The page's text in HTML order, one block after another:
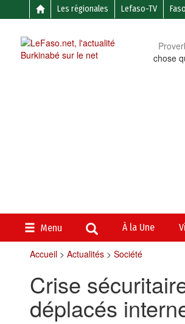
Les régionales Lefaso-TV
chose
Menu À la Une
Accueil> Actualités> Société
Crise
déplacés